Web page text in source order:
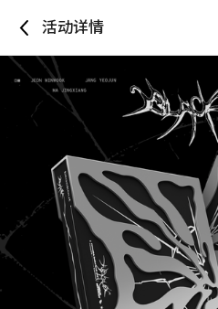
活动详情